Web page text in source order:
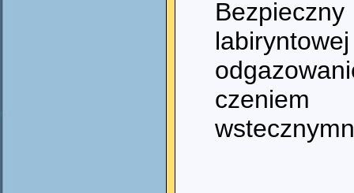
czeniem
wstecznymn